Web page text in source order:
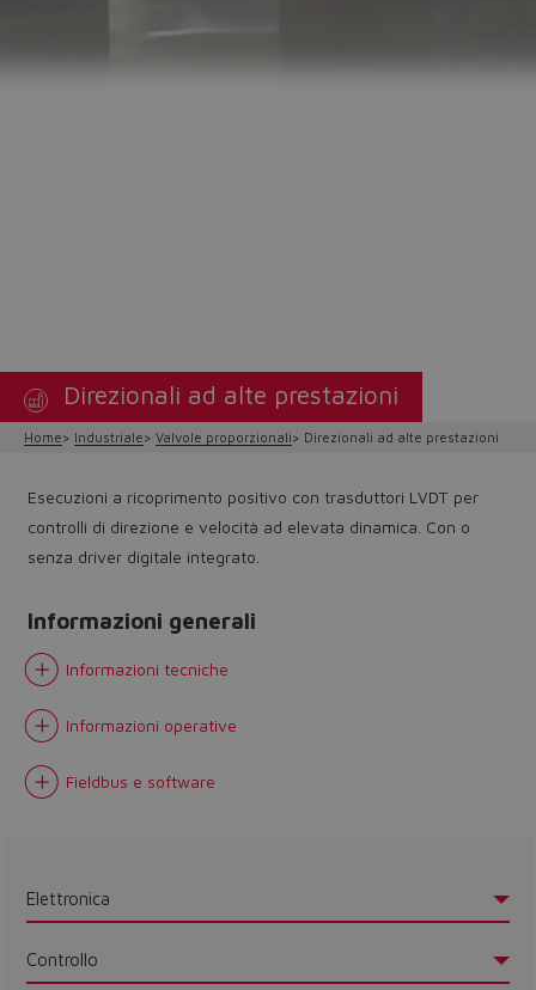
Direzionali ad alte prestazioni
Home Industriale Valvole proporzionali Direzionali ad alte prestazioni
Esecuzioni a ricoprimento positivo con trasduttori LVDT per
controlli di direzione e velocità ad elevata dinamica. Con o
senza driver digitale integrato.
Informazioni generali
Informazioni tecniche
Informazioni operative
Fieldbus e software
Elettronica
Controllo